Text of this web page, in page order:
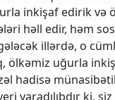
inkişaf edirik və
həll edir, həm
illərdə, o
ölkəmiz uğurla
hadisə
yaradılıbdır ki,